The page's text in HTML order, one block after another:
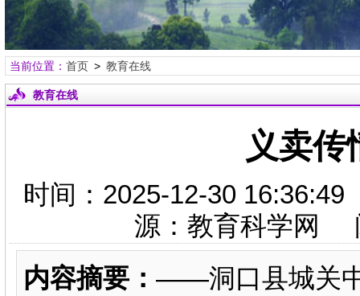
当前位置： 首页> 教育在线
教育在线
义卖传
时间：2025-12-30
源：教育科学网
内容摘要： ——洞口县城关中